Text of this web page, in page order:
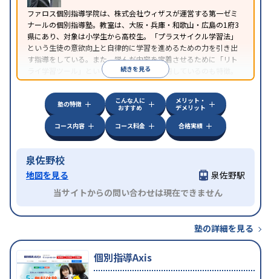
ファロス個別指導学院は、株式会社ウィザスが運営する第一ゼミ
ナールの個別指導塾。教室は、大阪・兵庫・和歌山・広島の1府3
県にあり、対象は小学生から高校生。「プラスサイクル学習法」
という生徒の意欲向上と自律的に学習を進めるための力を引き出
す指導をしている。また、学んだ内容を定着させるために「リト
ライ学習ツール」という独自のツールを活用しているのも特徴。
続きを見る
塾の特徴
こんな人に
おすすめ
メリット・
デメリット
コース内容
コース料金 合格実績
泉佐野校
地図を見る
泉佐野駅
当サイトからの問い合わせは現在できません
塾の詳細を見る
個別指導Axis